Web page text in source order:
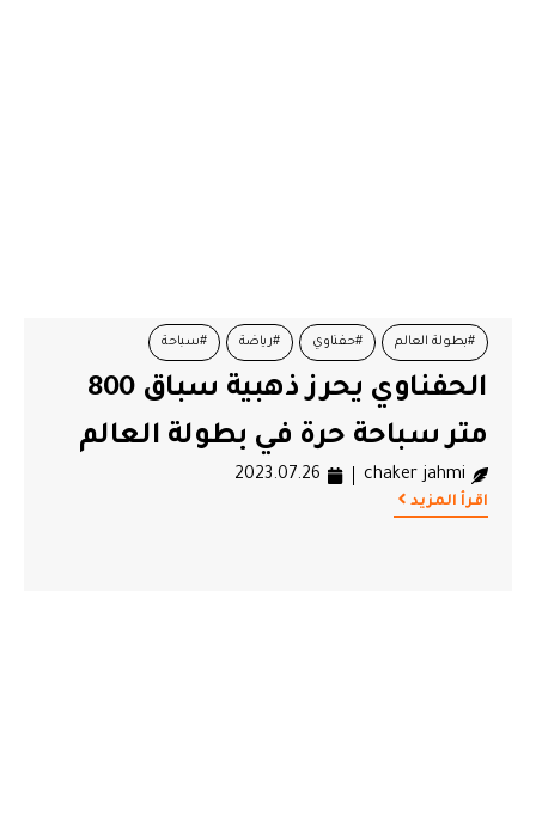
#بطولة العالم #حفناوي #رياضة #سباحة
الحفناوي يحرز ذهبية سباق 800
متر سباحة حرة في بطولة العالم
chaker jahmi
2023.07.26
اقرأ المزيد